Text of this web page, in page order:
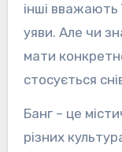
інші вважають
уяви. Але чи
мати
стосується
Банг – це
різних